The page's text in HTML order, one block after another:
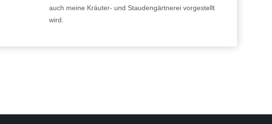
auch meine Kräuter- und Staudengärtnerei vorgestellt
wird.